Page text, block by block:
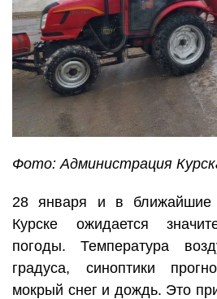
Фото: Администрация
28 января и в ближайшие
Курске ожидается
погоды. Температура
градуса, синоптики
мокрый снег и дождь. Это